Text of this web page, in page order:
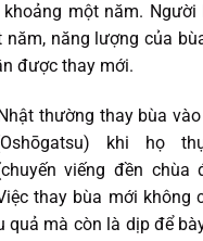
một năm. Người
năm, năng lượng của
được thay mới.
thường thay bùa
khi họ
viếng đền chùa
thay bùa mới không
quả mà còn là dịp để